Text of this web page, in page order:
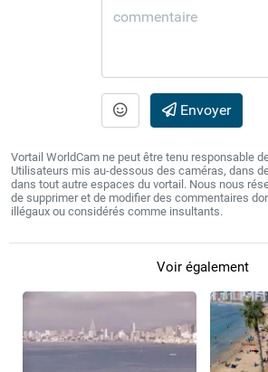
Envoyer
Vortail WorldCam ne peut être tenu responsable
Utilisateurs mis au-dessous des caméras, dans
dans tout autre espaces du vortail. Nous nous
de supprimer et de modifier des commentaires
illégaux ou considérés comme insultants.
Voir également